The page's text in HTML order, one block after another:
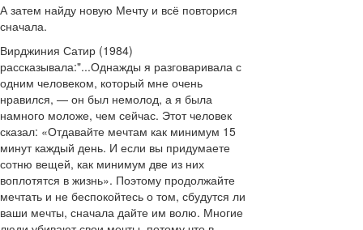
А затем найду новую Мечту и всё повторися
сначала.
Вирджиния Сатир (1984)
рассказывала:"...Однажды я разговаривала с
одним человеком, который мне очень
нравился, — он был немолод, а я была
намного моложе, чем сейчас. Этот человек
сказал: «Отдавайте мечтам как минимум 15
минут каждый день. И если вы придумаете
сотню вещей, как минимум две из них
воплотятся в жизнь». Поэтому продолжайте
мечтать и не беспокойтесь о том, сбудутся ли
ваши мечты, сначала дайте им волю. Многие